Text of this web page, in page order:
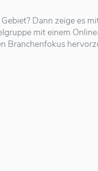
Dann zeige es
mit einem
Branchenfokus